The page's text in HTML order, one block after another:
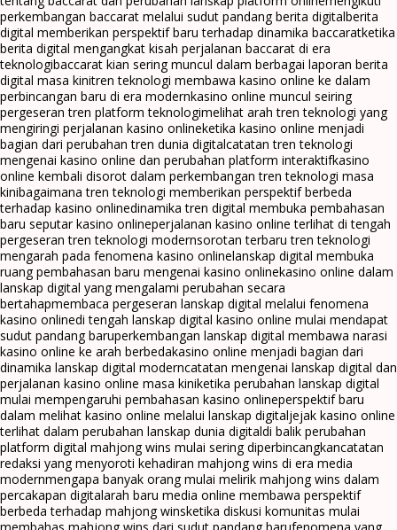
perkembangan baccarat melalui sudut pandang berita digitalberita
digital memberikan perspektif baru terhadap dinamika baccaratketika
berita digital mengangkat kisah perjalanan baccarat di era
teknologibaccarat kian sering muncul dalam berbagai laporan berita
digital masa kinitren teknologi membawa kasino online ke dalam
perbincangan baru di era modernkasino online muncul seiring
pergeseran tren platform teknologimelihat arah tren teknologi yang
mengiringi perjalanan kasino onlineketika kasino online menjadi
bagian dari perubahan tren dunia digitalcatatan tren teknologi
mengenai kasino online dan perubahan platform interaktifkasino
online kembali disorot dalam perkembangan tren teknologi masa
kinibagaimana tren teknologi memberikan perspektif berbeda
terhadap kasino onlinedinamika tren digital membuka pembahasan
baru seputar kasino onlineperjalanan kasino online terlihat di tengah
pergeseran tren teknologi modernsorotan terbaru tren teknologi
mengarah pada fenomena kasino onlinelanskap digital membuka
ruang pembahasan baru mengenai kasino onlinekasino online dalam
lanskap digital yang mengalami perubahan secara
bertahapmembaca pergeseran lanskap digital melalui fenomena
kasino onlinedi tengah lanskap digital kasino online mulai mendapat
sudut pandang baruperkembangan lanskap digital membawa narasi
kasino online ke arah berbedakasino online menjadi bagian dari
dinamika lanskap digital moderncatatan mengenai lanskap digital dan
perjalanan kasino online masa kiniketika perubahan lanskap digital
mulai mempengaruhi pembahasan kasino onlineperspektif baru
dalam melihat kasino online melalui lanskap digitaljejak kasino online
terlihat dalam perubahan lanskap dunia digitaldi balik perubahan
platform digital mahjong wins mulai sering diperbincangkancatatan
redaksi yang menyoroti kehadiran mahjong wins di era media
modernmengapa banyak orang mulai melirik mahjong wins dalam
percakapan digitalarah baru media online membawa perspektif
berbeda terhadap mahjong winsketika diskusi komunitas mulai
membahas mahjong wins dari sudut pandang barufenomena yang